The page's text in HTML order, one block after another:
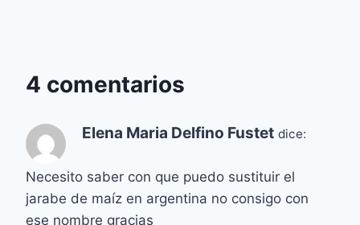
4 comentarios
Elena Maria Delfino Fustet dice:
Necesito saber con que puedo sustituir el
jarabe de maíz en argentina no consigo con
ese nombre gracias